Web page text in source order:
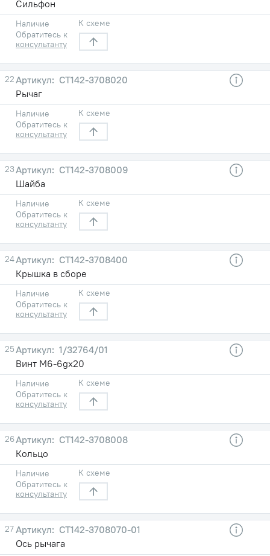
Сильфон
Наличие
Обратитесь к
консультанту
К схеме
22
СТ142-3708020
Рычаг
Наличие
Обратитесь к
консультанту
К схеме
23
СТ142-3708009
Шайба
Наличие
Обратитесь к
консультанту
К схеме
24
СТ142-3708400
Крышка в сборе
Наличие
Обратитесь к
консультанту
К схеме
25
1/32764/01
Винт М6-6gх20
Наличие
Обратитесь к
консультанту
К схеме
26
СТ142-3708008
Кольцо
Наличие
Обратитесь к
консультанту
К схеме
27
СТ142-3708070-01
Ось рычага